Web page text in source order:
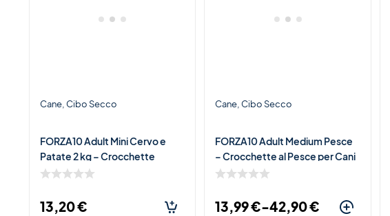
Cane Cibo Secco
FORZA10 Adult Mini Cervo e
Patate 2 kg – Crocchette
Monoproteiche al Cervo per
13,20€
Cane Cibo Secco
FORZA10 Adult Medium Pesce
– Crocchette al Pesce per Cani
Adulti di Taglia Media
13,99€-42,90€